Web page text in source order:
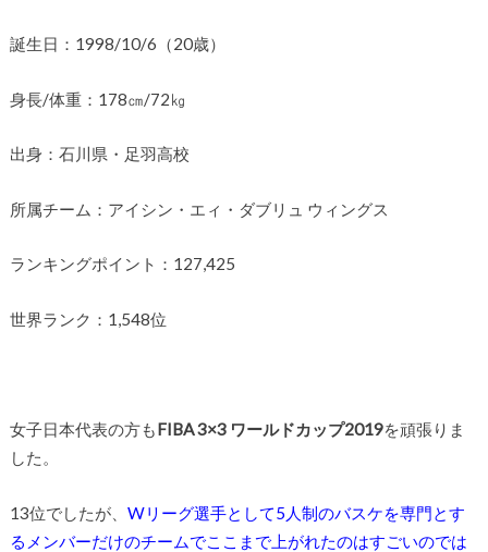
誕生日：1998/10/6（20歳）
身長/体重：178㎝/72㎏
出身：石川県・足羽高校
所属チーム：アイシン・エィ・ダブリュ ウィングス
ランキングポイント：127,425
世界ランク：1,548位
女子日本代表の方もFIBA 3×3 ワールドカップ2019を頑張りま
した。
13位でしたが、 Wリーグ選手として5人制のバスケを専門とす
るメンバーだけのチームでここまで上がれたのはすごいのでは